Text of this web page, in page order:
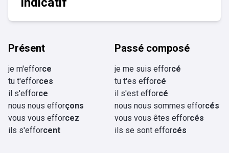
Présent
je m'efforce
tu t'efforces
il s'efforce
nous nous efforçons
vous vous efforcez
ils s'efforcent
Passé composé
je me suis efforcé
tu t'es efforcé
il s'est efforcé
nous nous sommes efforcés
vous vous êtes efforcés
ils se sont efforcés